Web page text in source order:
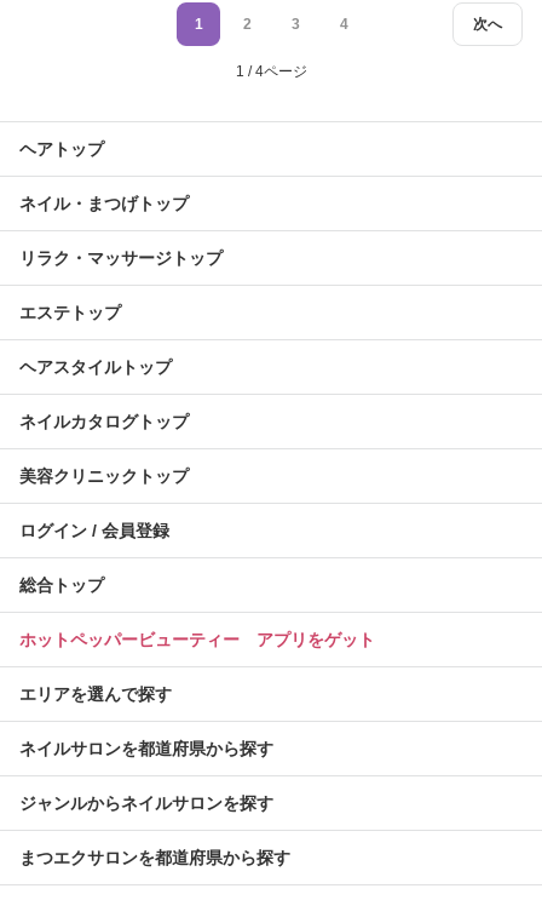
次へ
1 2 3 4
1 / 4ページ
ヘアトップ
ネイル・まつげトップ
リラク・マッサージトップ
エステトップ
ヘアスタイルトップ
ネイルカタログトップ
美容クリニックトップ
ログイン / 会員登録
総合トップ
ホットペッパービューティー アプリをゲット
エリアを選んで探す
ネイルサロンを都道府県から探す
ジャンルからネイルサロンを探す
まつエクサロンを都道府県から探す